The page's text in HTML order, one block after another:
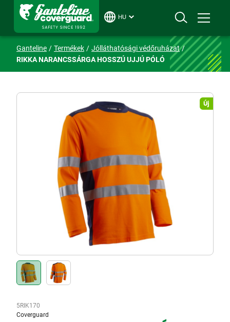
HU
Ganteline Termékek
Jólláthatósági védőruházat
RIKKA NARANCSSÁRGA HOSSZÚ UJJÚ PÓLÓ
Új
5RIK170
Coverguard